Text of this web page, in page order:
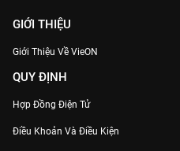
GIỚI THIỆU
Giới Thiệu Về VieON
QUY ĐỊNH
Hợp Đồng Điện Tử
Điều Khoản Và Điều Kiện